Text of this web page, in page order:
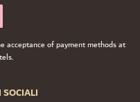
acceptance of payment methods at